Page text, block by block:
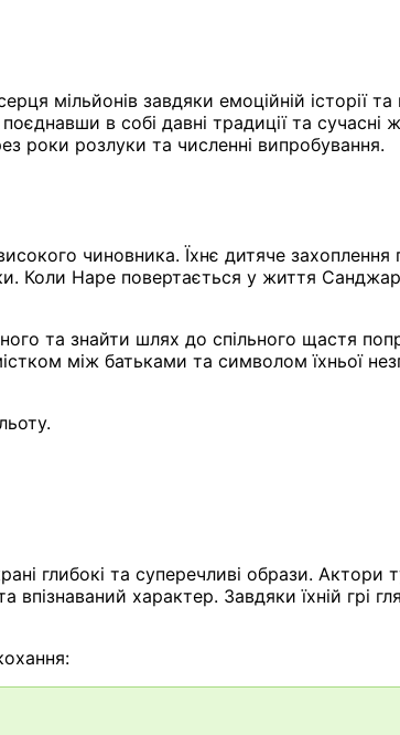
мільйонів завдяки емоційній історії та
в собі давні традиції та сучасні
роки розлуки та численні випробування.
чиновника. Їхнє дитяче захоплення
Коли Наре повертається у життя
та знайти шлях до спільного щастя
між батьками та символом їхньої
глибокі та суперечливі образи. Актори
характер. Завдяки їхній грі